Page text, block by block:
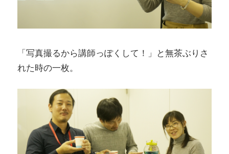
「写真撮るから講師っぽくして！」と無茶ぶりさ
れた時の一枚。